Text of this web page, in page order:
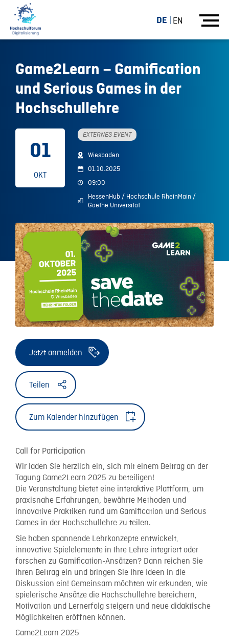
DE EN
Game2Learn – Gamification
und Serious Games in der
Hochschullehre
01
OKT
EXTERNES EVENT
Wiesbaden
01.10.2025
09:00
HessenHub / Hochschule RheinMain /
Goethe Universität
Jetzt anmelden
Teilen
Zum Kalender hinzufügen
Call for Participation
Wir laden Sie herzlich ein, sich mit einem Beitrag an der
Tagung Game2Learn 2025 zu beteiligen!
Die Veranstaltung bietet eine interaktive Plattform, um
praxisnahe Erfahrungen, bewährte Methoden und
innovative Praktiken rund um Gamification und Serious
Games in der Hochschullehre zu teilen.
Sie haben spannende Lehrkonzepte entwickelt,
innovative Spielelemente in Ihre Lehre integriert oder
forschen zu Gamification-Ansätzen? Dann reichen Sie
Ihren Beitrag ein und bringen Sie Ihre Ideen in die
Diskussion ein! Gemeinsam möchten wir erkunden, wie
spielerische Ansätze die Hochschullehre bereichern,
Motivation und Lernerfolg steigern und neue didaktische
Möglichkeiten eröffnen können.
Game2Learn 2025